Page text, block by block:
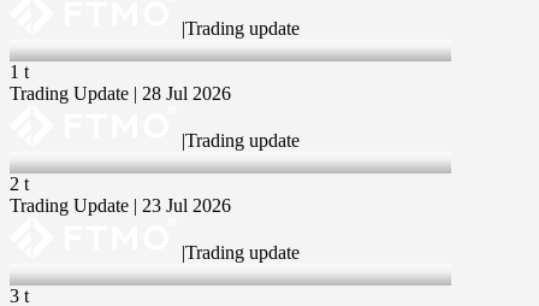
Trading update
28 Jul 2026
1 t
Trading Update | 28 Jul 2026
Trading update
23 Jul 2026
2 t
Trading Update | 23 Jul 2026
Trading update
16 Jul 2026
3 t